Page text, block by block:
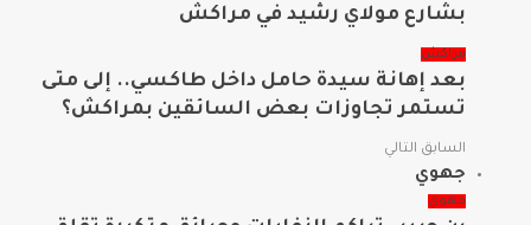
بشارع مولاي رشيد في مراكش
مراكش
بعد إهانة سيدة حامل داخل طاكسي.. إلى متى
تستمر تجاوزات بعض السائقين بمراكش؟
السابق التالي
جهوي
جهوي